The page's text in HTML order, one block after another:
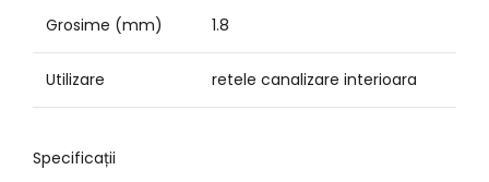
Grosime (mm) 1.8
Utilizare retele canalizare interioara
Specificații